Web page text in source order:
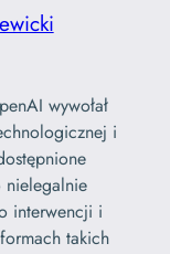
wywołał
i
nielegalnie
interwencji i
takich